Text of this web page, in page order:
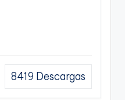
8419 Descargas